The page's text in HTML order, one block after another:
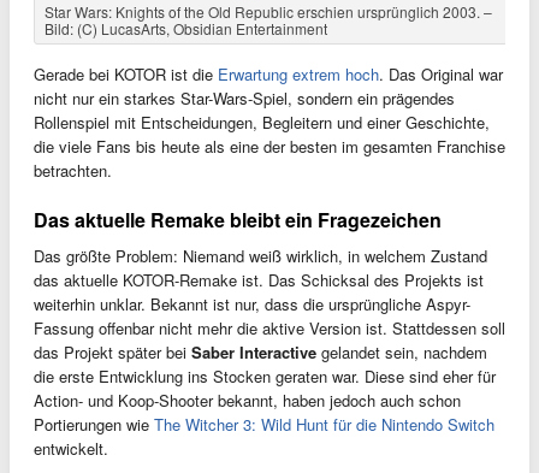
Star Wars: Knights of the Old Republic erschien ursprünglich 2003. –
Bild: (C) LucasArts, Obsidian Entertainment
Gerade bei KOTOR ist die Erwartung extrem hoch. Das Original war
nicht nur ein starkes Star-Wars-Spiel, sondern ein prägendes
Rollenspiel mit Entscheidungen, Begleitern und einer Geschichte,
die viele Fans bis heute als eine der besten im gesamten Franchise
betrachten.
Das aktuelle Remake bleibt ein Fragezeichen
Das größte Problem: Niemand weiß wirklich, in welchem Zustand
das aktuelle KOTOR-Remake ist. Das Schicksal des Projekts ist
weiterhin unklar. Bekannt ist nur, dass die ursprüngliche Aspyr-
Fassung offenbar nicht mehr die aktive Version ist. Stattdessen soll
das Projekt später bei Saber Interactive gelandet sein, nachdem
die erste Entwicklung ins Stocken geraten war. Diese sind eher für
Action- und Koop-Shooter bekannt, haben jedoch auch schon
Portierungen wie The Witcher 3: Wild Hunt für die Nintendo Switch
entwickelt.